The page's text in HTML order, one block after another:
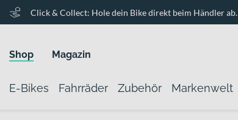
Click & Collect: Hole dein Bike direkt beim Händler ab.
Shop Magazin
E-Bikes Fahrräder Zubehör Markenwelt